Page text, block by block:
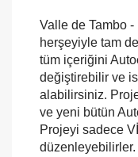
Proje Hakkında
Valle de Tambo
herşeyiyle tam
tüm içeriğini
değiştirebilir ve